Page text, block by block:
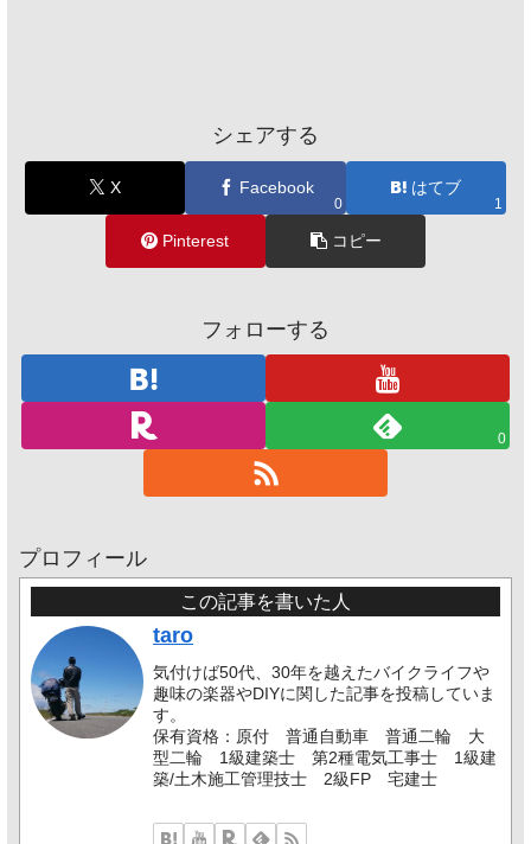
シェアする
X Facebook
0
はてブ
1
Pinterest コピー
フォローする
0
プロフィール
この記事を書いた人
taro
気付けば50代、30年を越えたバイクライフや
趣味の楽器やDIYに関した記事を投稿していま
す。
保有資格：原付 普通自動車 普通二輪 大
型二輪 1級建築士 第2種電気工事士 1級建
築/土木施工管理技士 2級FP 宅建士